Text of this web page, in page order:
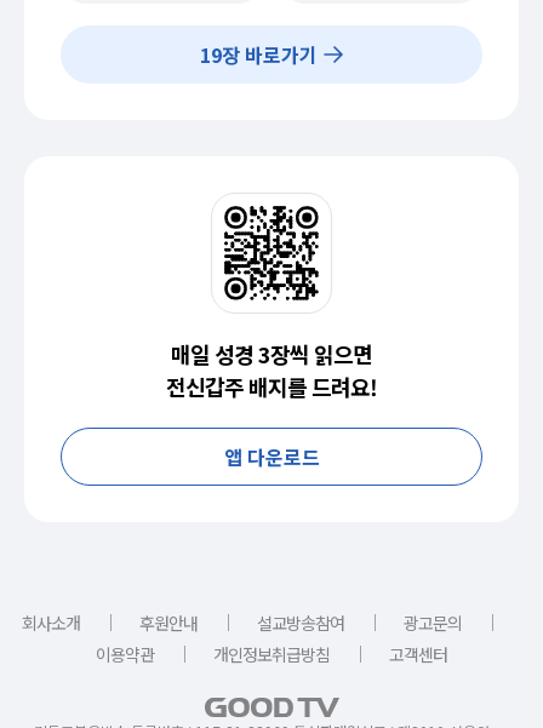
19장 바로가기
매일 성경 3장씩 읽으면
전신갑주 배지를 드려요!
앱 다운로드
회사소개 ｜ 후원안내 ｜ 설교방송참여 ｜ 광고문의
｜
이용약관
｜ 개인정보취급방침 ｜ 고객센터